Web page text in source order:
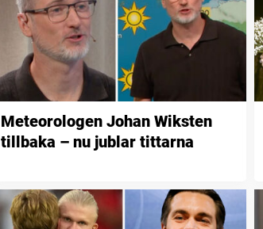
Meteorologen Johan Wiksten
tillbaka – nu jublar tittarna